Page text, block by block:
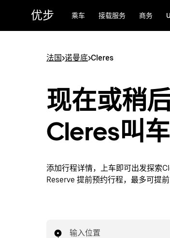
优步 乘车 接载服务 商务
法国>诺曼底>Cleres
现在或稍
Cleres叫车
添加行程详情，上车即可出发探索
Reserve 提前预约行程，最多可提前
输入位置